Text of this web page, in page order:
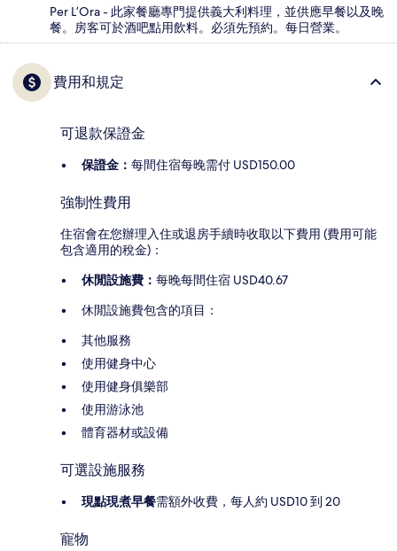
Per L’Ora - 此家餐廳專門提供義大利料理，並供應早餐以及晚
餐。房客可於酒吧點用飲料。必須先預約。每日營業。
費用和規定
可退款保證金
保證金： 每間住宿每晚需付 USD150.00
強制性費用
住宿會在您辦理入住或退房手續時收取以下費用 (費用可能
包含適用的稅金)：
休閒設施費： 每晚每間住宿 USD40.67
休閒設施費包含的項目：
其他服務
使用健身中心
使用健身俱樂部
使用游泳池
體育器材或設備
可選設施服務
現點現煮早餐需額外收費，每人約 USD10 到 20
寵物